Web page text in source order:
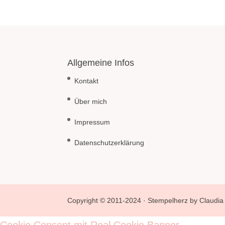
Allgemeine Infos
Kontakt
Über mich
Impressum
Datenschutzerklärung
Copyright © 2011-2024 · Stempelherz by